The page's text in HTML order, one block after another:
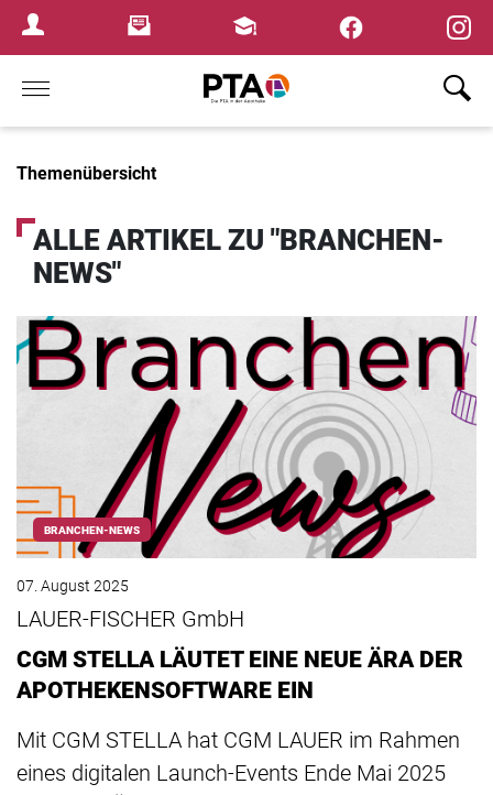
Login MenuNewsletterFortbildungen
Home
Themenübersicht
ALLE ARTIKEL ZU "BRANCHEN-
NEWS"
BRANCHEN-NEWS
07. August 2025
LAUER-FISCHER GmbH
CGM STELLA LÄUTET EINE NEUE ÄRA DER
APOTHEKENSOFTWARE EIN
Mit CGM STELLA hat CGM LAUER im Rahmen
eines digitalen Launch-Events Ende Mai 2025
×